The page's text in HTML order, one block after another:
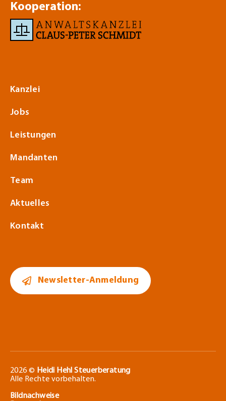
Kooperation:
Kanzlei
Jobs
Leistungen
Mandanten
Team
Aktuelles
Kontakt
Newsletter-Anmeldung
2026 © Heidi Hehl Steuerberatung
Alle Rechte vorbehalten.
Bildnachweise